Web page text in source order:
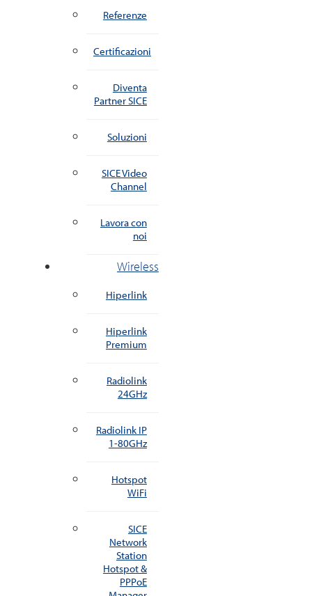
Referenze
Certificazioni
Diventa
Partner SICE
Soluzioni
SICE Video
Channel
Lavora con
noi
Wireless
Hiperlink
Hiperlink
Premium
Radiolink
24GHz
Radiolink IP
1-80GHz
Hotspot
WiFi
SICE
Network
Station
Hotspot &
PPPoE